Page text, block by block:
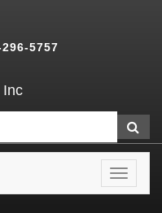
5757
Inc
Toggle